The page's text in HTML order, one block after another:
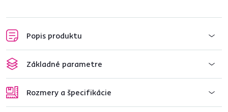
Popis produktu
Základné parametre
Rozmery a špecifikácie